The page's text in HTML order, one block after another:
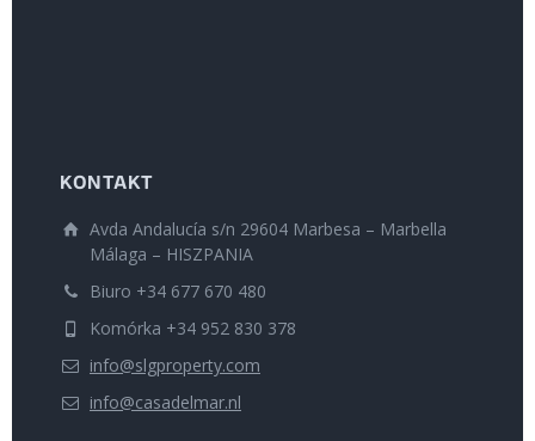
KONTAKT
Avda Andalucía s/n 29604 Marbesa – Marbella
Málaga – HISZPANIA
Biuro +34 677 670 480
Komórka +34 952 830 378
info@slgproperty.com
info@casadelmar.nl